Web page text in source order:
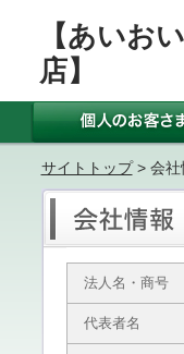
【あいお
店】
サイトトップ> 会社
法人名・商号
代表者名